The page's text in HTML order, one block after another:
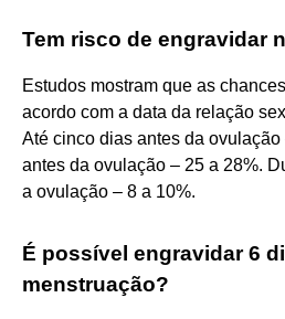
Tem risco de engravidar
Estudos mostram que as
acordo com a data da relação
Até cinco dias antes da
antes da ovulação – 25 a 28%.
a ovulação – 8 a 10%.
É possível engravidar 6
menstruação?